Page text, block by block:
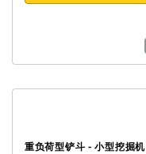
重负荷型铲斗 - 小型挖掘机